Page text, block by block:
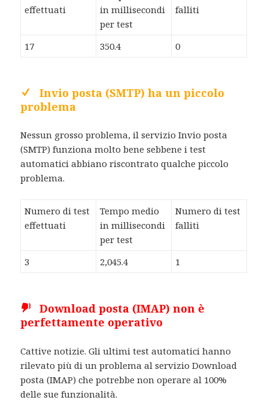
effettuati
in millisecondi
per test
falliti
17 350.4 0
Invio posta (SMTP) ha un piccolo
problema
Nessun grosso problema, il servizio Invio posta
(SMTP) funziona molto bene sebbene i test
automatici abbiano riscontrato qualche piccolo
problema.
Numero di test
effettuati
Tempo medio
in millisecondi
per test
Numero di test
falliti
3 2,045.4 1
Download posta (IMAP) non è
perfettamente operativo
Cattive notizie. Gli ultimi test automatici hanno
rilevato più di un problema al servizio Download
posta (IMAP) che potrebbe non operare al 100%
delle sue funzionalità.